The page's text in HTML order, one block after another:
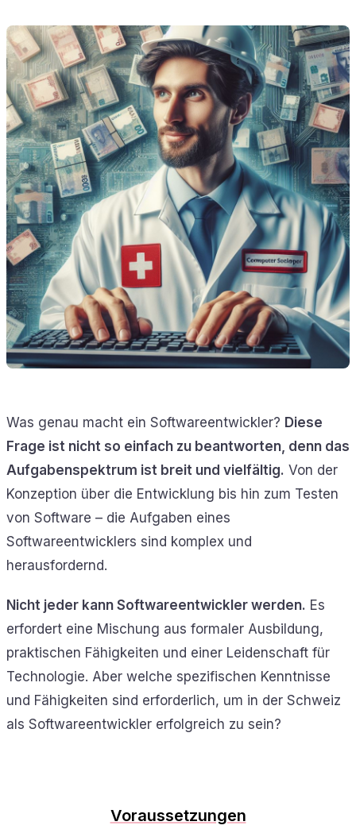
Was genau macht ein Softwareentwickler? Diese
Frage ist nicht so einfach zu beantworten, denn das
Aufgabenspektrum ist breit und vielfältig. Von der
Konzeption über die Entwicklung bis hin zum Testen
von Software – die Aufgaben eines
Softwareentwicklers sind komplex und
herausfordernd.
Nicht jeder kann Softwareentwickler werden. Es
erfordert eine Mischung aus formaler Ausbildung,
praktischen Fähigkeiten und einer Leidenschaft für
Technologie. Aber welche spezifischen Kenntnisse
und Fähigkeiten sind erforderlich, um in der Schweiz
als Softwareentwickler erfolgreich zu sein?
Voraussetzungen